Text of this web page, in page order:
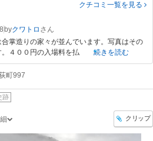
クチコミ一覧を見る
byクワトロ
掌造りの家々が並んでいます。写真はその
４００円の入場料を払
続きを読む
町997
跡
クリップ